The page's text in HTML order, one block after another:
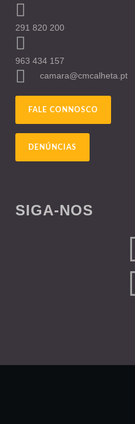
291 820 200
963 434 157
camara@cmcalheta.pt
FALE CONNOSCO
DENÚNCIAS
SIGA-NOS